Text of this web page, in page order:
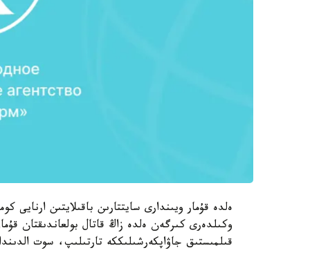
ەلدە قۇمار ويىندارى سايتتارىن باقىلايتىن ارنايى
وكىلدەرى كىرگەن ەلدە زاڭ قاتال بولعاندىقتان
قىلمىستىق جاۋاپكەرشىلىككە تارتىلىپ، سوت